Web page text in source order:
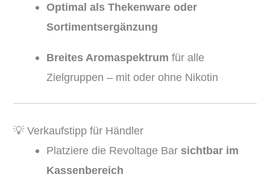
Optimal als Thekenware oder
Sortimentsergänzung
Breites Aromaspektrum für alle
Zielgruppen – mit oder ohne Nikotin
💡 Verkaufstipp für Händler
Platziere die Revoltage Bar sichtbar im
Kassenbereich